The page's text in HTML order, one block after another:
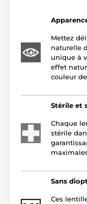
Mettez
naturelle
unique à
effet
couleur
Stérile et
Chaque
stérile
Sans
Ces